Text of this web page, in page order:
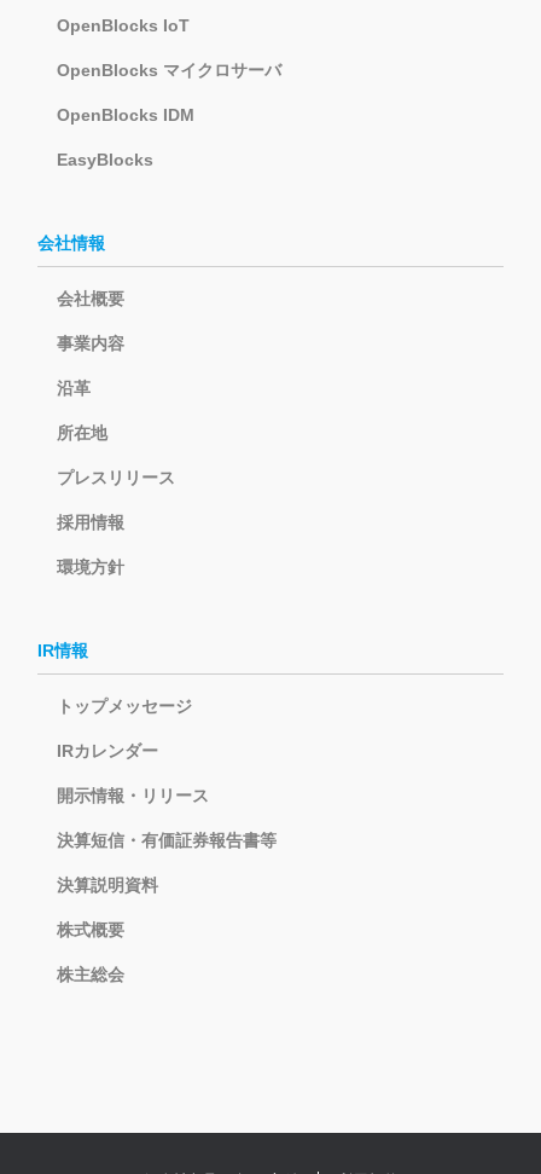
OpenBlocks IoT
OpenBlocks マイクロサーバ
OpenBlocks IDM
EasyBlocks
会社情報
会社概要
事業内容
沿革
所在地
プレスリリース
採用情報
環境方針
IR情報
トップメッセージ
IRカレンダー
開示情報・リリース
決算短信・有価証券報告書等
決算説明資料
株式概要
株主総会